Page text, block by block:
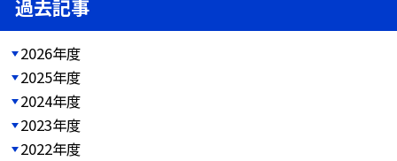
過去記事
2026年度
2025年度
2024年度
2023年度
2022年度